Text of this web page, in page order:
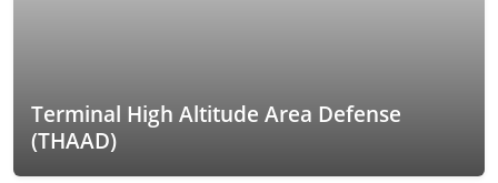
Terminal High Altitude Area Defense
(THAAD)